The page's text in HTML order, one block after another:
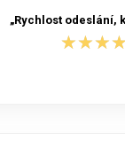
„Rychlost odeslání,